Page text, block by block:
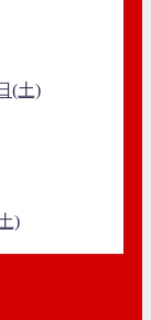
(土)
)